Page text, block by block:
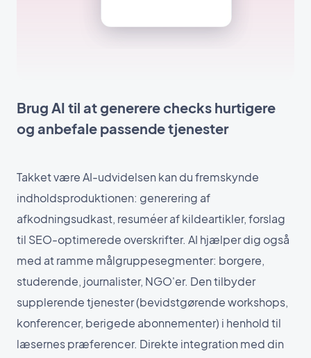
Brug AI til at generere checks hurtigere
og anbefale passende tjenester
Takket være AI-udvidelsen kan du fremskynde
indholdsproduktionen: generering af
afkodningsudkast, resuméer af kildeartikler, forslag
til SEO-optimerede overskrifter. AI hjælper dig også
med at ramme målgruppesegmenter: borgere,
studerende, journalister, NGO'er. Den tilbyder
supplerende tjenester (bevidstgørende workshops,
konferencer, berigede abonnementer) i henhold til
læsernes præferencer. Direkte integration med din